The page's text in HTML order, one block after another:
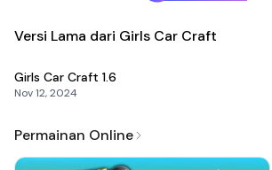
Versi Lama dari Girls Car Craft
Girls Car Craft 1.6
Nov 12, 2024
Permainan Online